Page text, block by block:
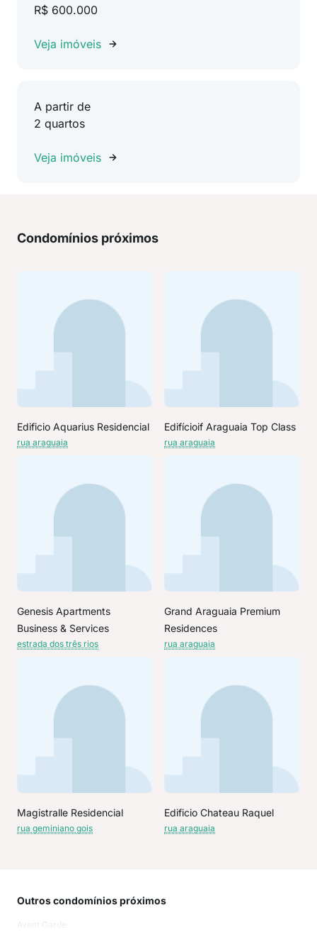
R$ 600.000
Veja imóveis
A partir de
2 quartos
Veja imóveis
Condomínios próximos
Edificio Aquarius Residencial
rua araguaia
Edifícioif Araguaia Top Class
rua araguaia
Genesis Apartments
Business & Services
estrada dos três rios
Grand Araguaia Premium
Residences
rua araguaia
Magistralle Residencial
rua geminiano gois
Edificio Chateau Raquel
rua araguaia
Outros condomínios próximos